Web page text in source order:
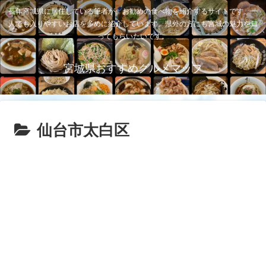
長年宮城県に居住している筆者が、お勧めの食べ物を紹介するサイトです。一
人でも入りやすいお店を多めに紹介しています。県外の方にも宮城の魅力を知
ってもらいたいです。
宮城県おすすめグルメマップ
仙台市太白区